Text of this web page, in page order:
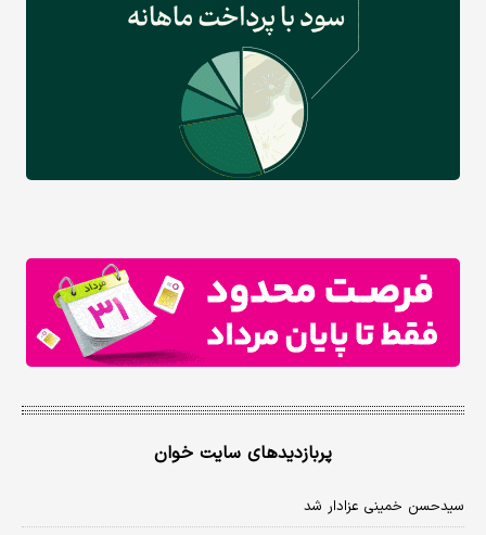
پربازدیدهای سایت خوان
سیدحسن خمینی عزادار شد